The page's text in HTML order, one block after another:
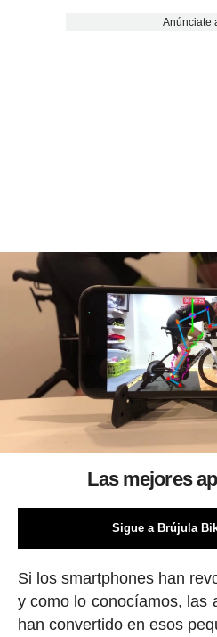
Anúnciate
Las mejores
Sigue a Brújula
Si los smartphones han
y como lo conocíamos, las
han convertido en esos